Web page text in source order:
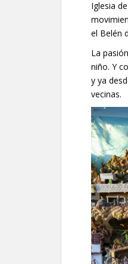
Iglesia
el Belén
La
niño. Y
y ya
vecinas.